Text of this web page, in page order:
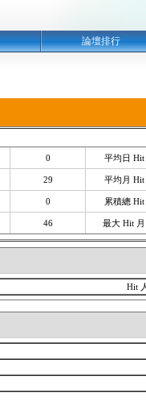
論壇排行
0 平均日 Hit
29 平均月 Hit
0 累積總 Hit
46 最大 Hit 月
Hit